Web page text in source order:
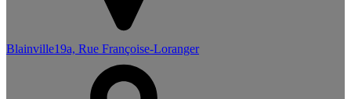
Blainville19a, Rue Françoise-Loranger